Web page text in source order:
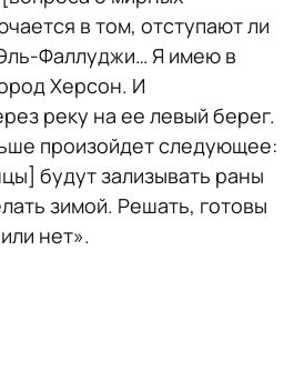
в том, отступают ли
Фаллуджи… Я имею в
Херсон. И
реку на ее левый берег.
произойдет следующее:
будут зализывать раны
зимой. Решать, готовы
нет».